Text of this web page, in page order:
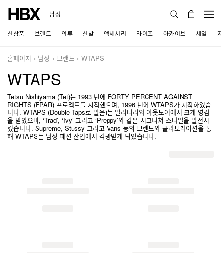
남성
신상품 브랜드 의류 신발 액세서리 라이프 아카이브 세일
홈페이지 남성 브랜드 WTAPS
WTAPS
Tetsu Nishiyama (Tet)는 1993 년에 FORTY PERCENT AGAINST
RIGHTS (FPAR) 프로젝트를 시작했으며, 1996 년에 WTAPS가 시작하였습
니다. WTAPS (Double Taps로 발음)는 밀리터리와 아웃도어에서 크게 영감
을 받았으며, ‘Trad’, ‘Ivy’ 그리고 ‘Preppy’와 같은 시그니쳐 스타일을 발전시
켰습니다. Supreme, Stussy 그리고 Vans 등의 브랜드와 콜라보레이션을 통
해 WTAPS는 남성 패션 산업에서 각광받게 되었습니다.